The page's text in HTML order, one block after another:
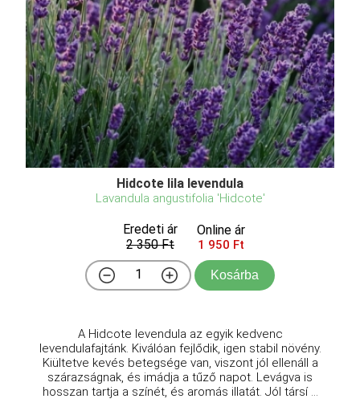
Hidcote lila levendula
Lavandula angustifolia 'Hidcote'
Eredeti ár
2 350 Ft
Online ár
1 950 Ft
Kosárba
A Hidcote levendula az egyik kedvenc
levendulafajtánk. Kiválóan fejlődik, igen stabil növény.
Kiültetve kevés betegsége van, viszont jól ellenáll a
szárazságnak, és imádja a tűző napot. Levágva is
hosszan tartja a színét, és aromás illatát. Jól társí ...